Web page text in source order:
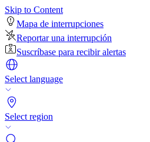
Skip to Content
Mapa de interrupciones
Reportar una interrupción
Suscríbase para recibir alertas
Select language
Select region